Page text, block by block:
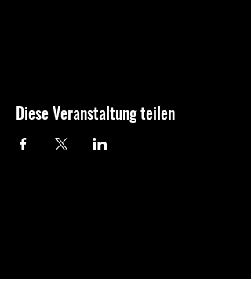
Diese Veranstaltung teilen